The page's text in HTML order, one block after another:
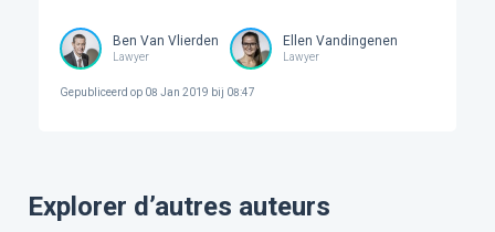
Ben Van Vlierden
Lawyer
Ellen Vandingenen
Lawyer
Gepubliceerd op08 Jan 2019 bij 08:47
Explorer d’autres auteurs